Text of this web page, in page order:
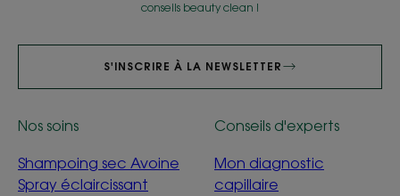
conseils beauty clean !
S'INSCRIRE À LA NEWSLETTER
Nos soins
Shampoing sec Avoine
Spray éclaircissant
Conseils d'experts
Mon diagnostic
capillaire